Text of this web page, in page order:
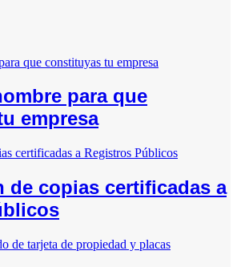
para que
empresa
de copias certificadas a